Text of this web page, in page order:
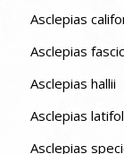
Asclepias
Asclepias
Asclepias hallii
Asclepias
Asclepias